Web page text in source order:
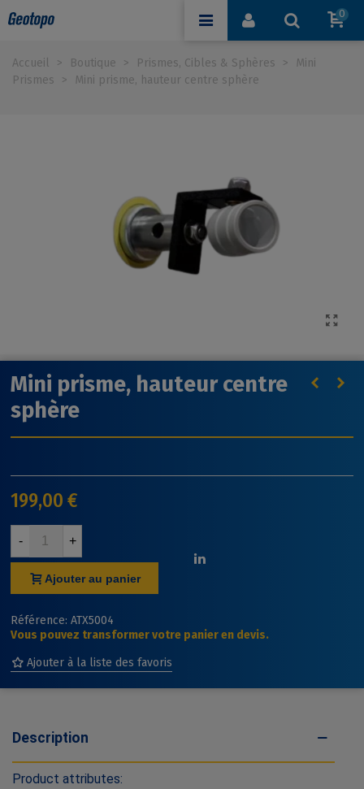
0
Accueil > Boutique > Prismes, Cibles & Sphères >
Mini
Prismes
> Mini prisme, hauteur centre sphère
Mini prisme, hauteur centre
sphère
199,00 €
- +
Ajouter au panier
Référence: ATX5004
Vous pouvez transformer votre panier en devis.
Ajouter à la liste des favoris
Description
Product attributes: